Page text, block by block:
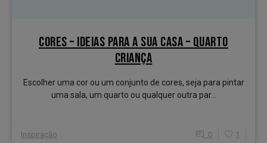
CORES – IDEIAS PARA A SUA CASA – QUARTO
CRIANÇA
Escolher uma cor ou um conjunto de cores, seja para pintar
uma sala, um quarto ou qualquer outra par...
Inspiração 0 1